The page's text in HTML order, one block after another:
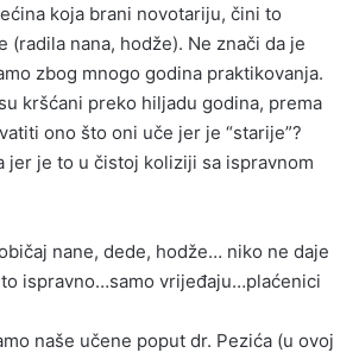
koja brani novotariju, čini to
(radila nana, hodže). Ne znači da je
zbog mnogo godina praktikovanja.
kršćani preko hiljadu godina, prema
ono što oni uče jer je “starije”?
jer je to u čistoj koliziji sa ispravnom
nane, dede, hodže… niko ne daje
ispravno…samo vrijeđaju…plaćenici
naše učene poput dr. Pezića (u ovoj